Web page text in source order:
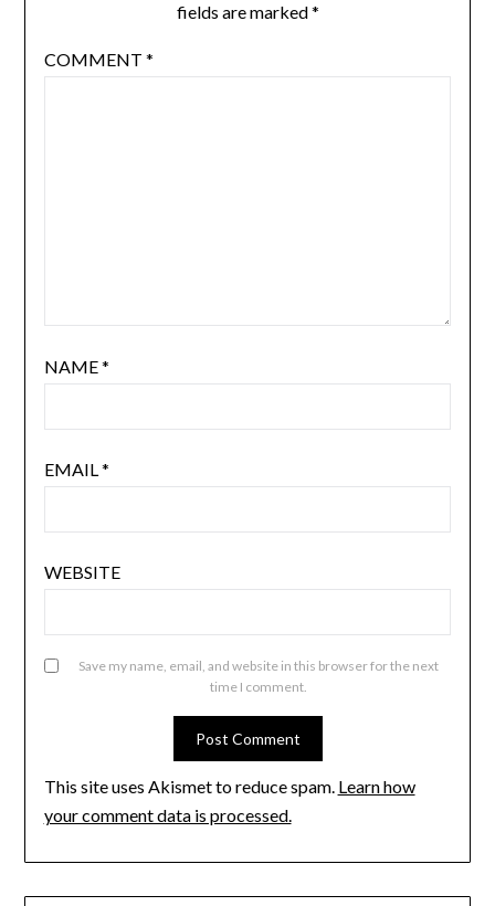
fields are marked*
COMMENT *
NAME*
EMAIL*
WEBSITE
Save my name, email, and website in this browser for the next
time I comment.
This site uses Akismet to reduce spam. Learn how
your comment data is processed.